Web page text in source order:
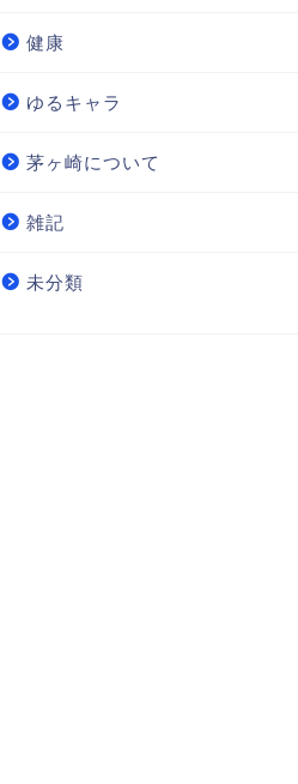
健康
ゆるキャラ
茅ヶ崎について
雑記
未分類